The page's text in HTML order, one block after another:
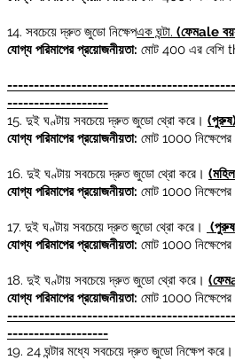
14. সবচেয়ে দ্রুত জুডো নিক্ষেপএক ঘন্টা. (ফেমale
যোগ্য পরিমাপের প্রয়োজনীয়তা: মোট 400 এর বেশি
-------------------
15. দুই ঘণ্টায় সবচেয়ে দ্রুত জুডো থ্রো করে।
যোগ্য পরিমাপের প্রয়োজনীয়তা: মোট 1000 নিক্ষেপের
16. দুই ঘণ্টায় সবচেয়ে দ্রুত জুডো থ্রো করে।
যোগ্য পরিমাপের প্রয়োজনীয়তা: মোট 1000 নিক্ষেপের
17. দুই ঘণ্টায় সবচেয়ে দ্রুত জুডো থ্রো করে।
যোগ্য পরিমাপের প্রয়োজনীয়তা: মোট 1000 নিক্ষেপের
18. দুই ঘণ্টায় সবচেয়ে দ্রুত জুডো থ্রো করে। (ফেম
যোগ্য পরিমাপের প্রয়োজনীয়তা: মোট 1000 নিক্ষেপের
-------------------
19. 24 ঘন্টার মধ্যে সবচেয়ে দ্রুত জুডো নিক্ষেপ